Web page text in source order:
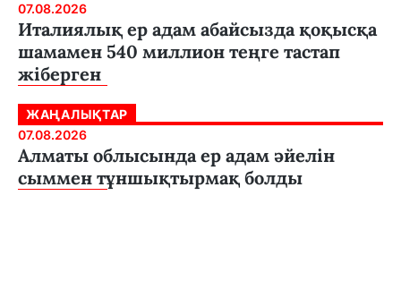
07.08.2026
Италиялық ер адам абайсызда қоқысқа
шамамен 540 миллион теңге тастап
жіберген
ЖАҢАЛЫҚТАР
07.08.2026
Алматы облысында ер адам әйелін
сыммен тұншықтырмақ болды